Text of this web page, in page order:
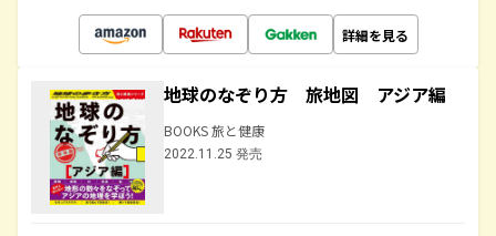
詳細を見る
地球のなぞり方 旅地図 アジア編
BOOKS 旅と健康
2022.11.25 発売